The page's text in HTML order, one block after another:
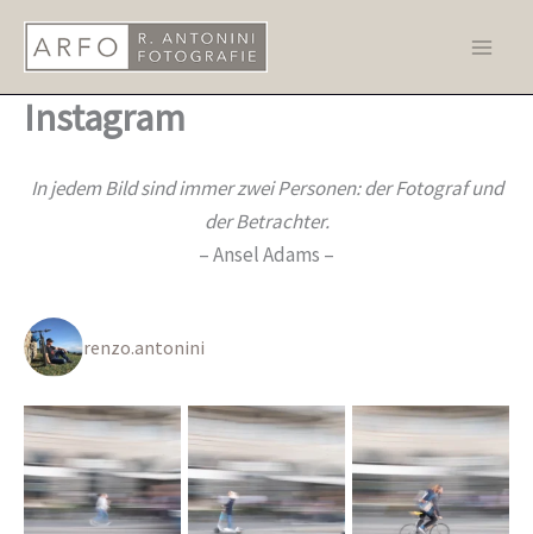
Zum
Inhalt
Instagram
In jedem Bild sind immer zwei Personen: der Fotograf und
der Betrachter.
– Ansel Adams –
renzo.antonini